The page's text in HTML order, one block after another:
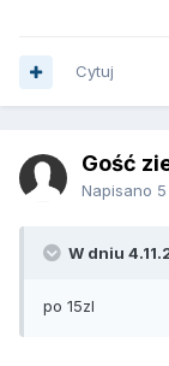
Cytuj
Gość
Napisano
W dniu
po 15zl